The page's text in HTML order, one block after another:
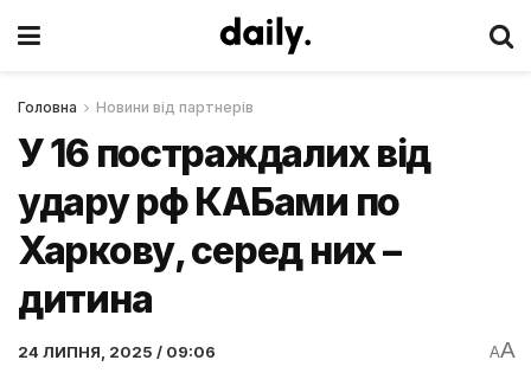
Головна Новини від партнерів
У 16 постраждалих від
удару рф КАБами по
Харкову, серед них –
дитина
24 ЛИПНЯ, 2025 / 09:06 AA